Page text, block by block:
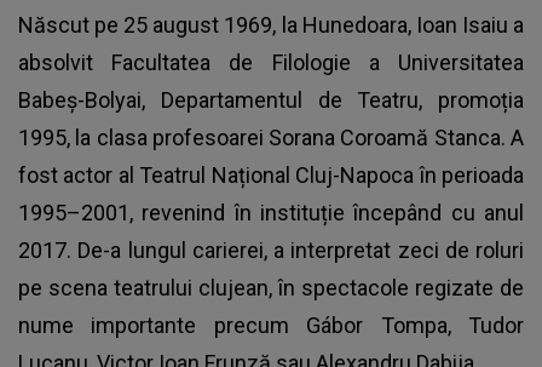
Născut pe 25 august 1969, la Hunedoara, Ioan Isaiu a
absolvit Facultatea de Filologie a Universitatea
Babeș-Bolyai, Departamentul de Teatru, promoția
1995, la clasa profesoarei Sorana Coroamă Stanca. A
fost actor al Teatrul Național Cluj-Napoca în perioada
1995–2001, revenind în instituție începând cu anul
2017. De-a lungul carierei, a interpretat zeci de roluri
pe scena teatrului clujean, în spectacole regizate de
nume importante precum Gábor Tompa, Tudor